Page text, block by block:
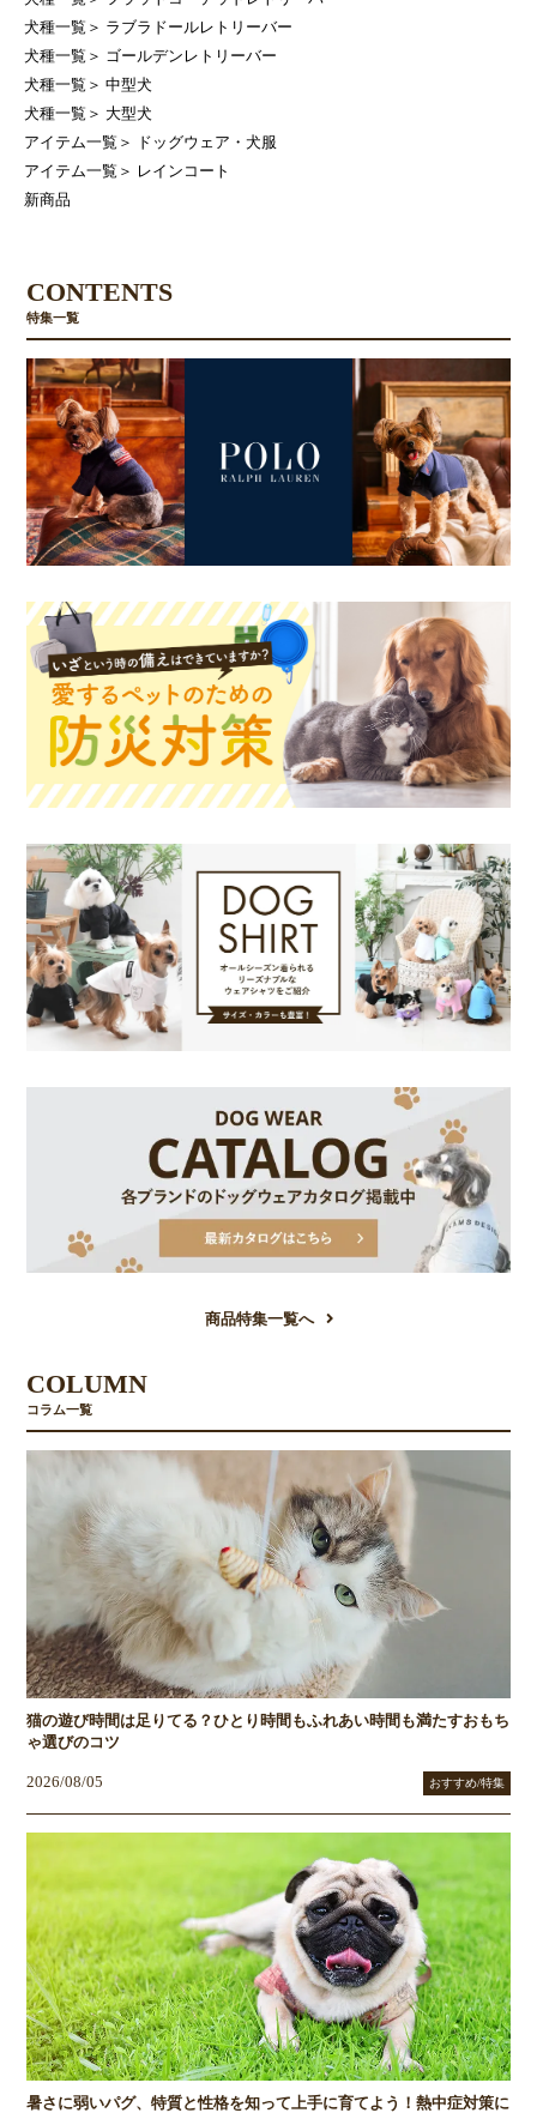
犬種一覧 ＞ ラブラドールレトリーバー
犬種一覧 ＞ ゴールデンレトリーバー
犬種一覧 ＞ 中型犬
犬種一覧 ＞ 大型犬
アイテム一覧 ＞
ドッグウェア・犬服
アイテム一覧 ＞ レインコート
新商品
CONTENTS
特集一覧
商品特集一覧へ
COLUMN
コラム一覧
猫の遊び時間は足りてる？ひとり時間もふれあい時間も満たすおもち
ゃ選びのコツ
2026/08/05 おすすめ/特集
暑さに弱いパグ、特質と性格を知って上手に育てよう！熱中症対策に